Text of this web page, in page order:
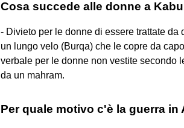
Cosa succede alle donne a
- Divieto per le donne di essere trattate
un lungo velo (Burqa) che le copre da
verbale per le donne non vestite secondo
da un mahram.
Per quale motivo c'è la guerra in